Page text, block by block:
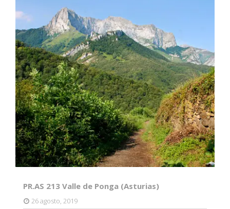
PR.AS 213 Valle de Ponga (Asturias)
26 agosto, 2019